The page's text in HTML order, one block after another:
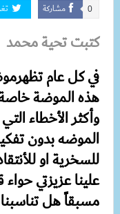
مشاركة 0
كتبت تحية محمد
في كل عام
هذه الموضة خاصة
وأكثر الأخطاء
الموضه بدون
للسخرية او
علينا عزيزتي
مسبقاً هل تناسبنا